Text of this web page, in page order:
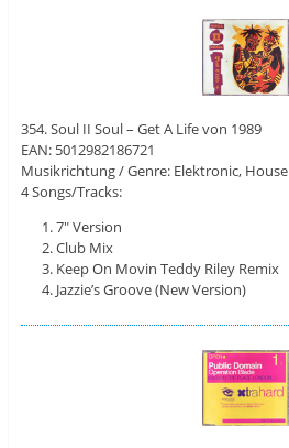
354. Soul II Soul – Get A Life von 1989
EAN: 5012982186721
Musikrichtung / Genre: Elektronic, House
4 Songs/Tracks:
7″ Version
Club Mix
Keep On Movin Teddy Riley Remix
Jazzie’s Groove (New Version)